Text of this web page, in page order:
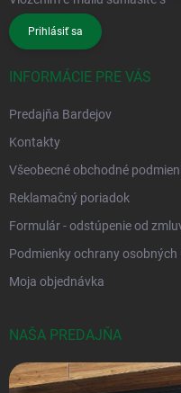
Prihlásiť sa
INFORMÁCIE PRE VÁS
Predajňa Bardejov
Kontakty
Všeobecné obchodné
Reklamačný poriadok
Formulár - odstúpenie od
Podmienky ochrany osobných
Moja objednávka
NAŠA PREDAJŇA